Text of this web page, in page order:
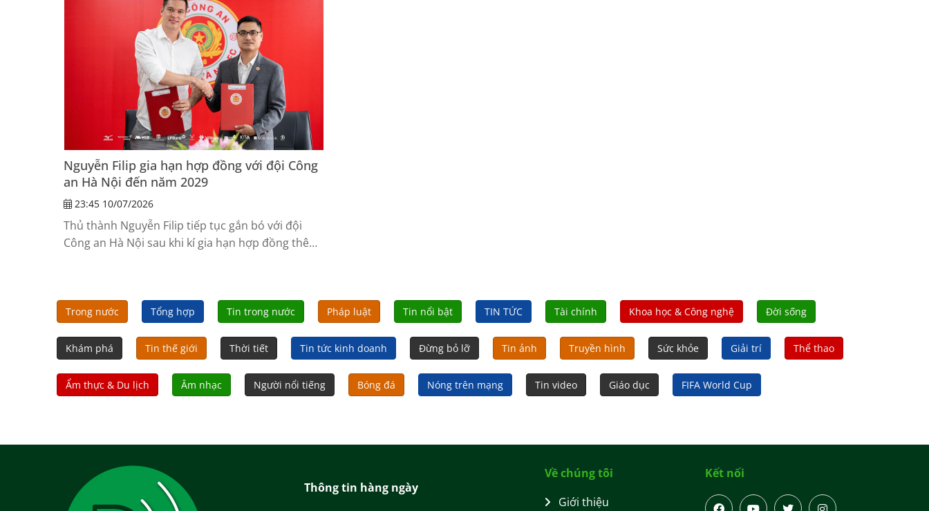
Nguyễn Filip gia hạn hợp đồng với đội Công
an Hà Nội đến năm 2029
23:45 10/07/2026
Thủ thành Nguyễn Filip tiếp tục gắn bó với đội
Công an Hà Nội sau khi kí gia hạn hợp đồng thêm
Trong nước Tổng hợp Tin trong nước Pháp luật Tin nổi bật TIN TỨC Tài chính Khoa học & Công nghệ Đời sống
Khám phá Tin thế giới Thời tiết Tin tức kinh doanh Đừng bỏ lỡ Tin ảnh Truyền hình Sức khỏe Giải trí Thể thao
Ẩm thực & Du lịch Âm nhạc Người nổi tiếng Bóng đá Nóng trên mạng Tin video Giáo dục FIFA World Cup
Thông tin hàng ngày
Về chúng tôi
Giới thiệu
Kết nối